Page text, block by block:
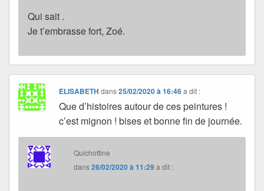
Qui sait .
Je t’embrasse fort, Zoé.
ELISABETH dans25/02/2020 à 16:46 a dit :
Que d’histoires autour de ces peintures !
c’est mignon ! bises et bonne fin de journée.
Quichottine
dans26/02/2020 à 11:29a dit :